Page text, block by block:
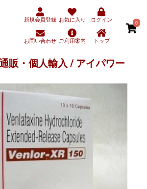
新規会員登録 お気に入り ログイン
お問い合わせ ご利用案内 トップ
0
販・個人輸入 / アイパワー